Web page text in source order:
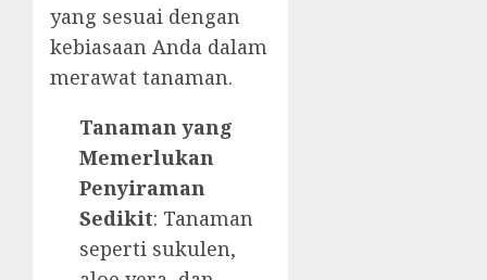
yang sesuai dengan
kebiasaan Anda dalam
merawat tanaman.
Tanaman yang
Memerlukan
Penyiraman
Sedikit: Tanaman
seperti sukulen,